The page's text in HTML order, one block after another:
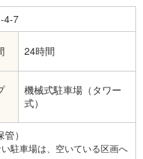
4-7
24時間
機械式駐車場（タワー
式）
）
駐車場は、空いている区画へ